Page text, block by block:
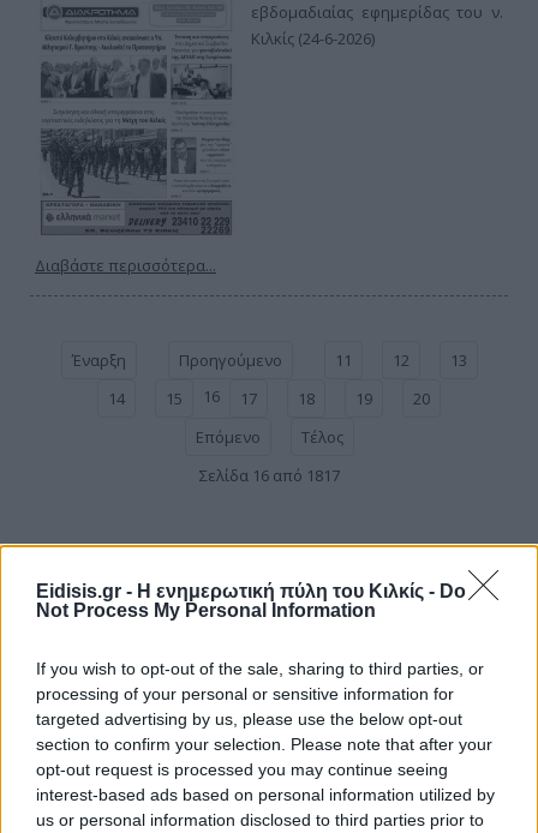
Eidisis.gr - Η ενημερωτική πύλη του Κιλκίς - Do
Not Process My Personal Information
If you wish to opt-out of the sale, sharing to third parties, or
processing of your personal or sensitive information for
targeted advertising by us, please use the below opt-out
section to confirm your selection. Please note that after your
opt-out request is processed you may continue seeing
interest-based ads based on personal information utilized by
us or personal information disclosed to third parties prior to
εβδομαδιαίας εφημερίδας του ν.
Κιλκίς (24-6-2026)
Διαβάστε περισσότερα...
Έναρξη Προηγούμενο 11 12
13
14
15 16 17 18 19
20
Επόμενο
Τέλος
Σελίδα 16 από 1817